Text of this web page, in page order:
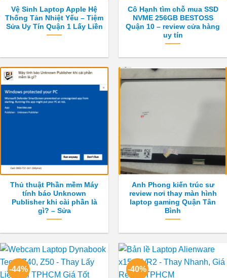
Vệ Sinh Laptop Apple Hệ
Thống Tản Nhiệt Yếu – Tiệm
Sửa Uy Tín Quận 1 Lấy Liền
Cô Hạnh tìm chỗ mua SSD
NVME 256GB BESTOSS
Quận 10 – review cửa hàng
uy tín
Thủ thuật Phần mềm Máy
tính báo Unknown
Publisher khi cài phần là
gì? – Sửa
Anh Phong kiến trúc sư
review nơi thay màn hình
laptop gaming Quận Tân
Bình
-44% -40%